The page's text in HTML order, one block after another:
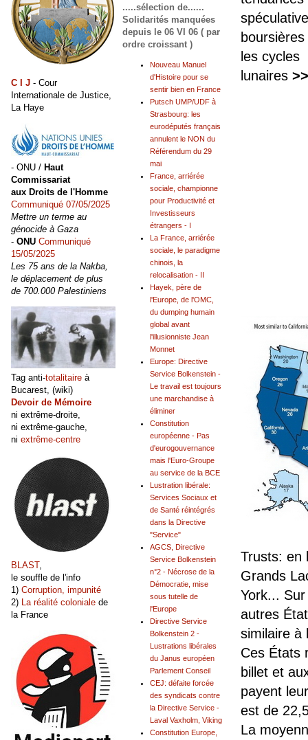
les cycles
lunaires
Trusts: en
Grands
York...
autres
similaire à
Ces États
billet et
payent
est de
La
.....sélection de......
Solidarités manquées
depuis le 06 VI 06 ( par
ordre croissant )
Nouveau Manuel
d'Histoire pour se
sentir bien en France
Putsch UMP/UDF à
Strasbourg: les
eurodéputés français
annulent le NON du
Référendum du 29
mai
France, arriérée
sociale, championne
pour Productivité et
Investisseurs
étrangers - I
La France, arriérée
sociale, le paradigme
chinois, la
relocalisation - II
Hayek, père de
l'Europe, de l'OMC,
du dumping humain
global avant
l'illusionniste Jean
Monnet
Europe: Directive
Service Bolkenstein -
Le travail est toujours
une marchandise à
éliminer
Constitution
européenne - Pas
d'eurogouvernance
mais l'Euro-Groupe
au service de la BCE
Lustration libérale:
Services Sociaux et
de Santé réintégrés
dans la Directive
"Service"
AGCS, Directive
Service Bolkenstein
n°2 - Nécrose de la
Démocratie, mise
sous tutelle de
l'Europe
Directive Service
Bolkenstein 2 -
Lustrations libérales
du Janus européen
Parlement Conseil
CEJ: défaite forcée
des syndicats contre
la Directive Service -
Laval Vaxholm, Viking
Constitution Europe,
C I J - Cour
Internationale de Justice,
La Haye
- ONU / Haut
Commissariat
aux Droits de l'Homme
Communiqué 07/05/2025
Mettre un terme au
génocide à Gaza
- ONU Communiqué
15/05/2025
Les 75 ans de la Nakba,
le déplacement de plus
de 700.000 Palestiniens
Tag anti-totalitaire à
Bucarest, (wiki)
Devoir de Mémoire
ni extrême-droite,
ni extrême-gauche,
ni extrême-centre
BLAST,
le souffle de l'info
1) Corruption, impunité
2) La réalité coloniale de
la France